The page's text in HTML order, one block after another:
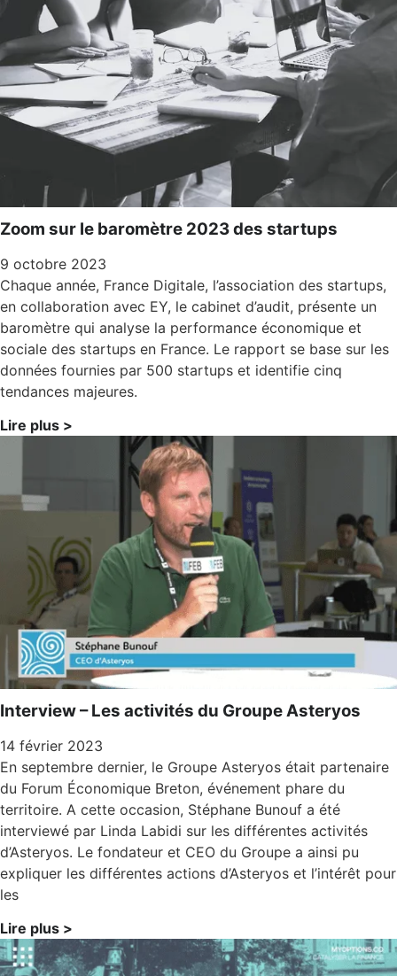
Zoom sur le baromètre 2023 des startups
9 octobre 2023
Chaque année, France Digitale, l’association des startups,
en collaboration avec EY, le cabinet d’audit, présente un
baromètre qui analyse la performance économique et
sociale des startups en France. Le rapport se base sur les
données fournies par 500 startups et identifie cinq
tendances majeures.
Lire plus >
Interview – Les activités du Groupe Asteryos
14 février 2023
En septembre dernier, le Groupe Asteryos était partenaire
du Forum Économique Breton, événement phare du
territoire. A cette occasion, Stéphane Bunouf a été
interviewé par Linda Labidi sur les différentes activités
d’Asteryos. Le fondateur et CEO du Groupe a ainsi pu
expliquer les différentes actions d’Asteryos et l’intérêt pour
les
Lire plus >